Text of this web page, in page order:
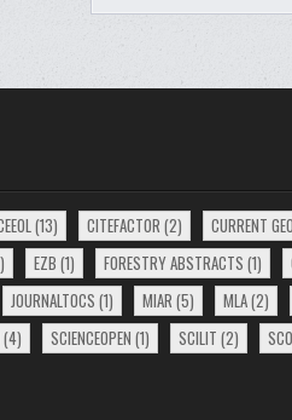
(13) CITEFACTOR (2) CURRENT
EZB (1) FORESTRY ABSTRACTS (1)
JOURNALTOCS (1) MIAR (5) MLA(2)
(4) SCIENCEOPEN (1) SCILIT (2)